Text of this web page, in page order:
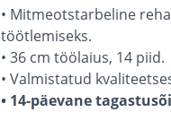
• Mitmeotstarbeline
töötlemiseks.
• 36 cm töölaius, 14 piid.
• Valmistatud
• 14-päevane